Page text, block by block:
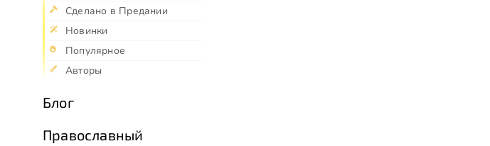
Сделано в Предании
Новинки
Популярное
Авторы
Блог
Православный